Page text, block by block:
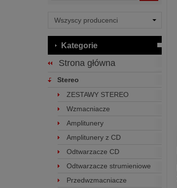
Kategorie
Strona główna
Stereo
ZESTAWY STEREO
Wzmacniacze
Amplitunery
Amplitunery z CD
Odtwarzacze CD
Odtwarzacze strumieniowe
Przedwzmacniacze